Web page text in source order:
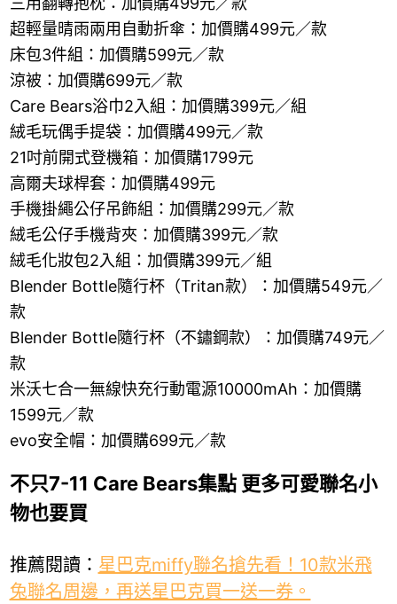
超輕量晴雨兩用自動折傘：加價購499元／款
床包3件組：加價購599元／款
涼被：加價購699元／款
Care Bears浴巾2入組：加價購399元／組
絨毛玩偶手提袋：加價購499元／款
21吋前開式登機箱：加價購1799元
高爾夫球桿套：加價購499元
手機掛繩公仔吊飾組：加價購299元／款
絨毛公仔手機背夾：加價購399元／款
絨毛化妝包2入組：加價購399元／組
Blender Bottle隨行杯（Tritan款）：加價購549元／
款
Blender Bottle隨行杯（不鏽鋼款）：加價購749元／
款
米沃七合一無線快充行動電源10000mAh：加價購
1599元／款
evo安全帽：加價購699元／款
不只7-11 Care Bears集點 更多可愛聯名小
物也要買
推薦閱讀： 星巴克miffy聯名搶先看！10款米飛
兔聯名周邊，再送星巴克買一送一券。